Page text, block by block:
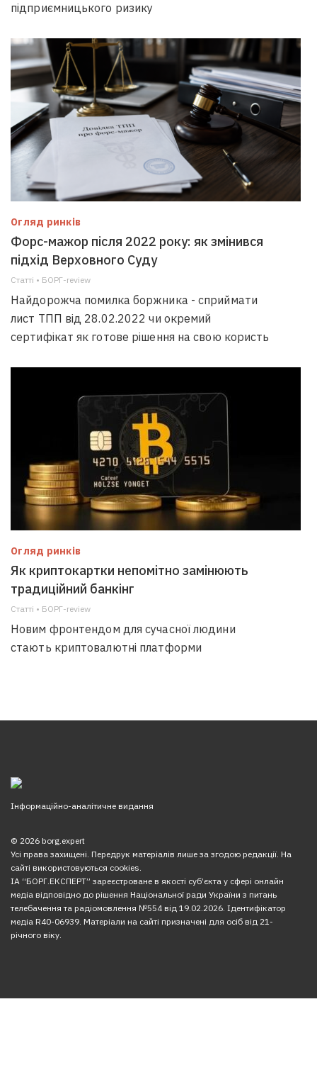
підприємницького ризику
Огляд ринків
Форс-мажор після 2022 року: як змінився
підхід Верховного Суду
Статті • БОРГ-review
Найдорожча помилка боржника - сприймати
лист ТПП від 28.02.2022 чи окремий
сертифікат як готове рішення на свою користь
Огляд ринків
Як криптокартки непомітно замінюють
традиційний банкінг
Статті • БОРГ-review
Новим фронтендом для сучасної людини
стають криптовалютні платформи
Інформаційно-аналітичне видання
© 2026 borg.expert
Усі права захищені. Передрук матеріалів лише за згодою редакції. На
сайті використовуються cookies.
ІА “БОРГ.ЕКСПЕРТ” зареєстроване в якості суб’єкта у сфері онлайн
медіа відповідно до рішення Національної ради України з питань
телебачення та радіомовлення №554 від 19.02.2026. Ідентифікатор
медіа R40-06939. Матеріали на сайті призначені для осіб від 21-
річного віку.